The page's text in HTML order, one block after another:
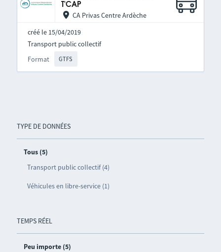
TYPE DE DONNÉES
Tous (5)
Transport public collectif (4)
Véhicules en libre-service (1)
TEMPS RÉEL
Peu importe (5)
T'CAP
CA Privas Centre Ardèche
créé le 15/04/2019
Format GTFS
Transport public collectif